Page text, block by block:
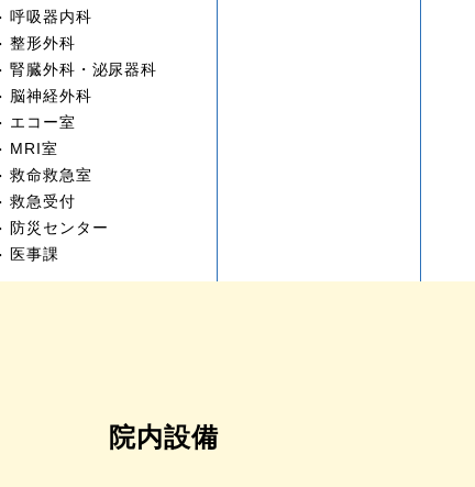
呼吸器内科
整形外科
腎臓外科・泌尿器科
脳神経外科
エコー室
MRI室
救命救急室
救急受付
防災センター
医事課
院内設備